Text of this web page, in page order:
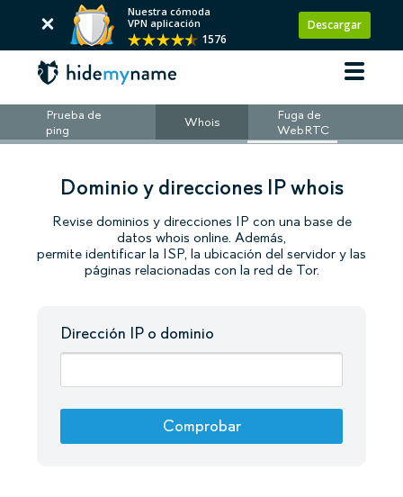
Nuestra cómoda
VPN aplicación
1576
Descargar
Prueba de
ping
Whois
Fuga de
WebRTC
Dominio y direcciones IP whois
Revise dominios y direcciones IP con una base de
datos whois online. Además,
permite identificar la ISP, la ubicación del servidor y las
páginas relacionadas con la red de Tor.
Dirección IP o dominio
Comprobar